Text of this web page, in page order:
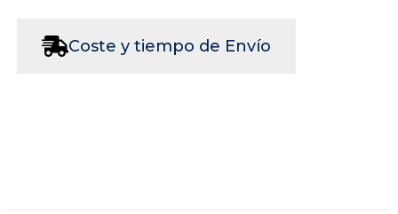
Coste y tiempo de Envío